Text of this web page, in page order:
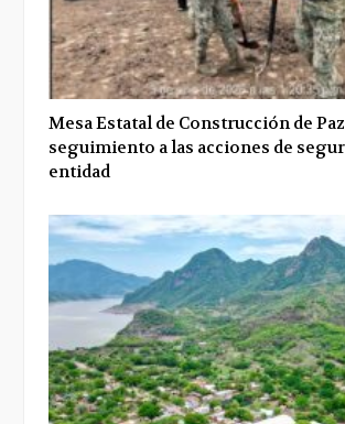
Mesa Estatal de Construcción de
seguimiento a las acciones de
entidad